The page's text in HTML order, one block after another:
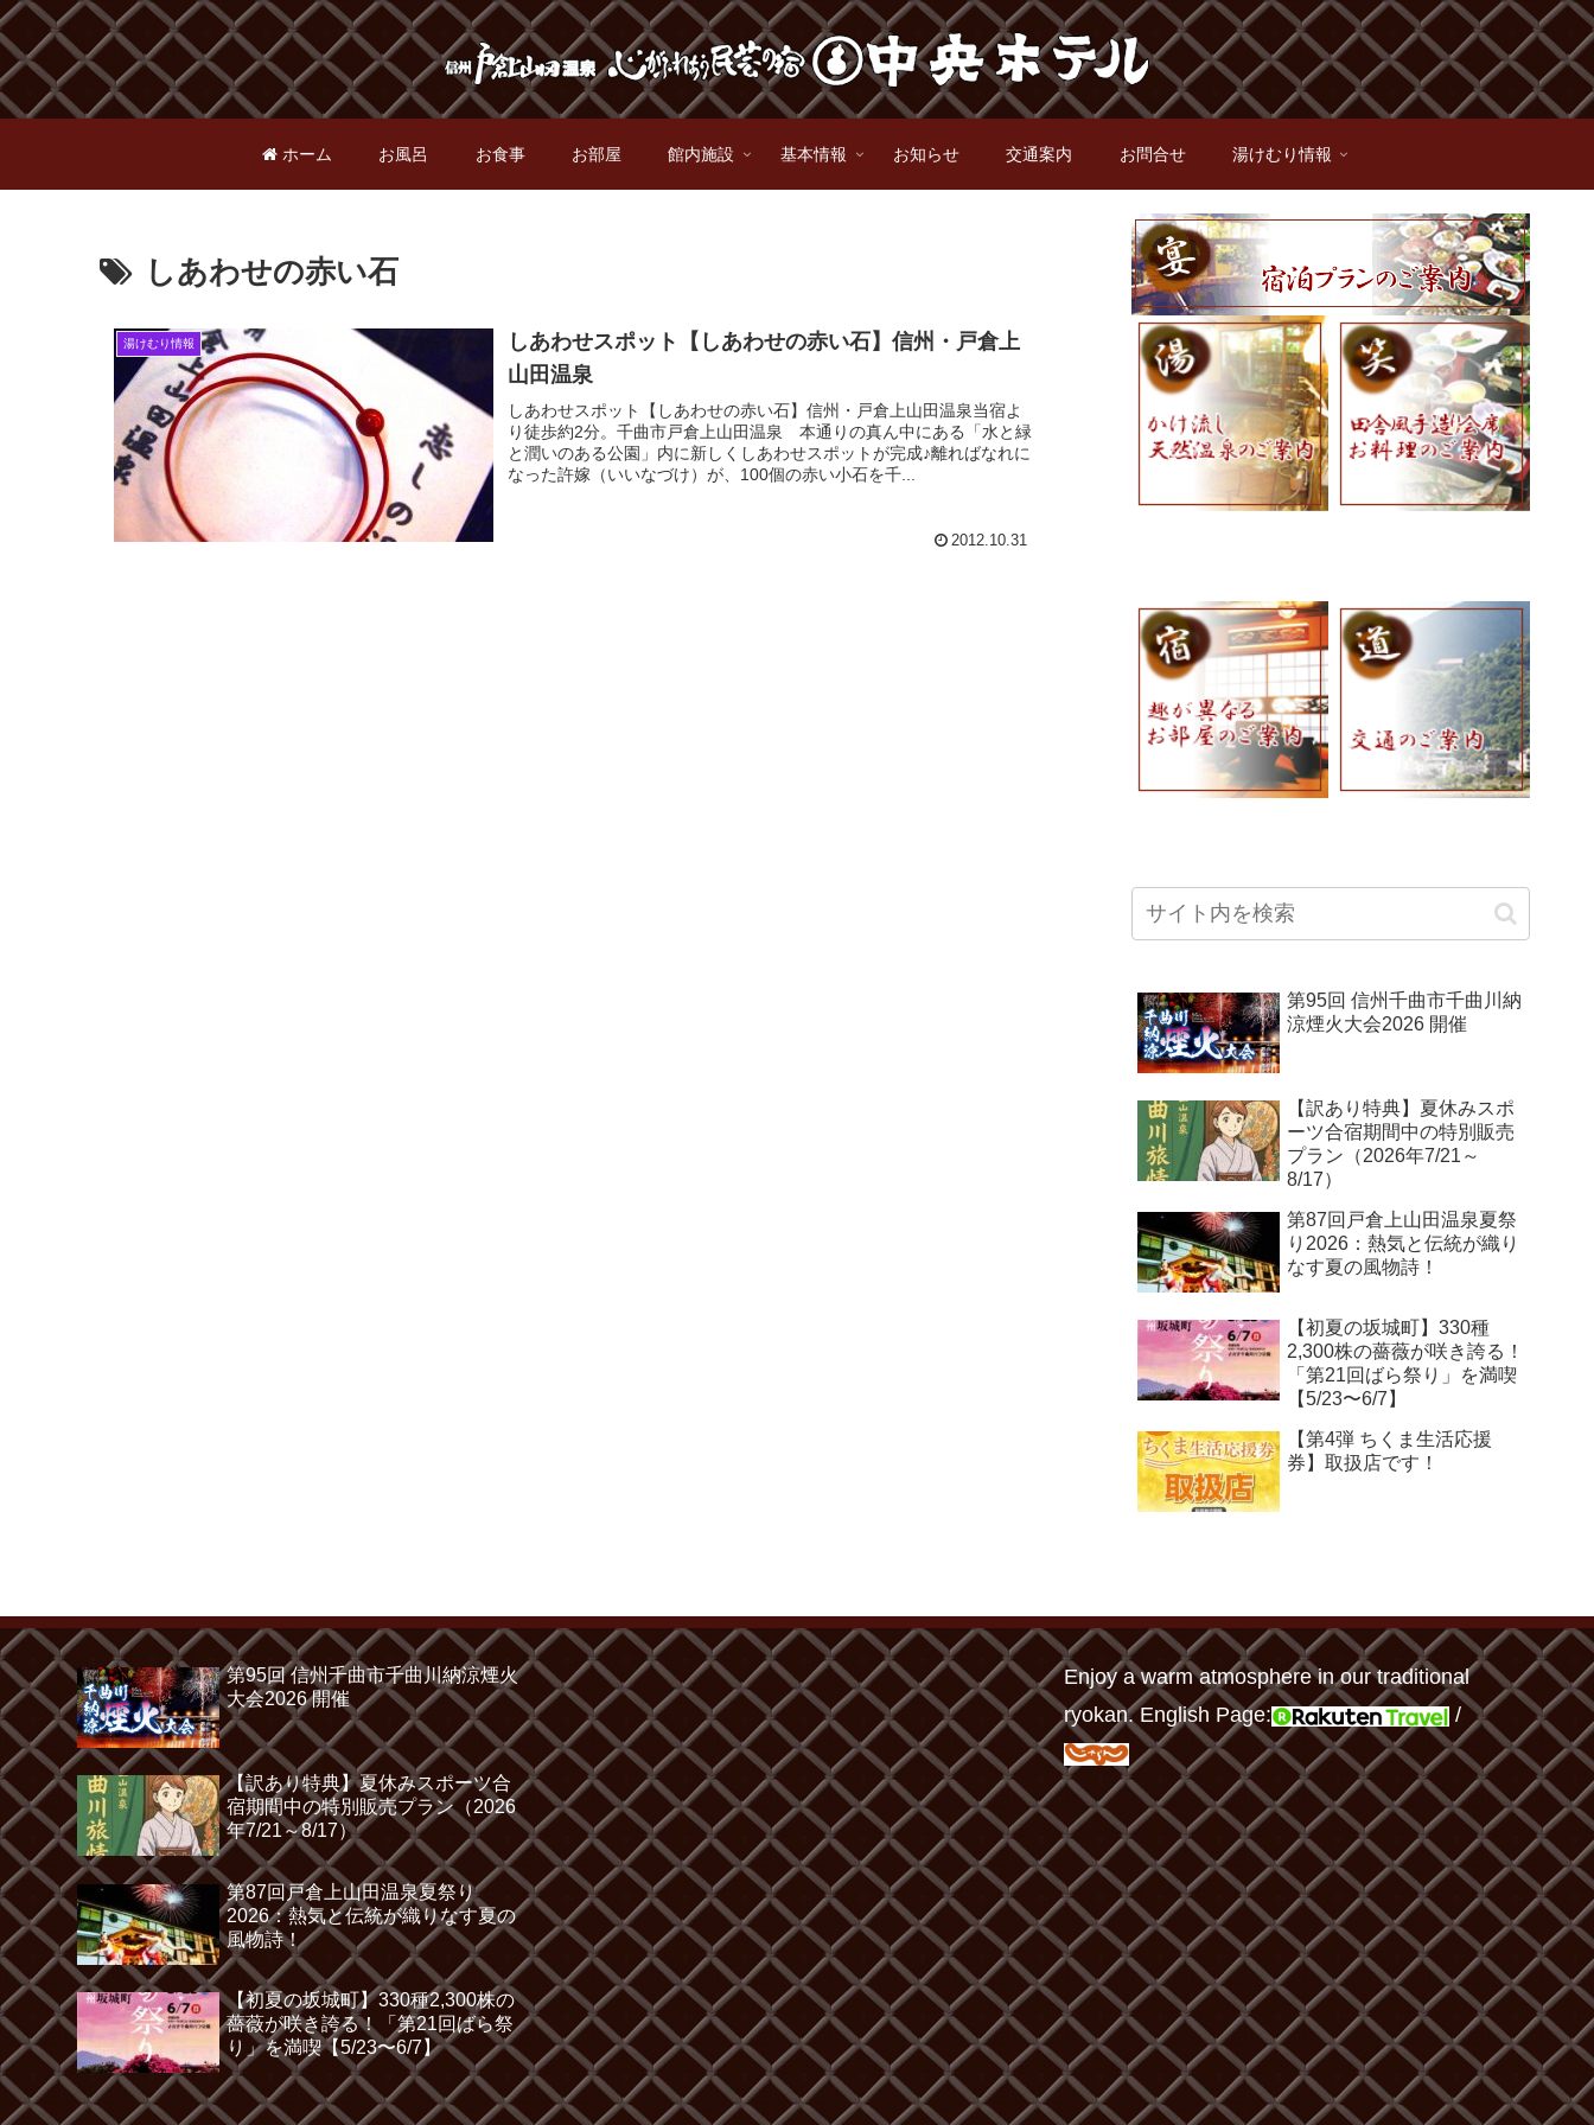
ホーム お風呂 お食事 お部屋 館内施設 基本情報 お知らせ 交通案内 お問合せ 湯けむり情報
しあわせの赤い石
湯けむり情報
しあわせスポット【しあわせの赤い石】信州・戸倉上
山田温泉
しあわせスポット【しあわせの赤い石】信州・戸倉上山田温泉当宿よ
り徒歩約2分。千曲市戸倉上山田温泉 本通りの真ん中にある「水と緑
と潤いのある公園」内に新しくしあわせスポットが完成♪離ればなれに
なった許嫁（いいなづけ）が、100個の赤い小石を千...
2012.10.31
第95回 信州千曲市千曲川納
涼煙火大会2026 開催
【訳あり特典】夏休みスポ
ーツ合宿期間中の特別販売
プラン（2026年7/21～
8/17）
第87回戸倉上山田温泉夏祭
り2026：熱気と伝統が織り
なす夏の風物詩！
【初夏の坂城町】330種
2,300株の薔薇が咲き誇る！
「第21回ばら祭り」を満喫
【5/23〜6/7】
【第4弾 ちくま生活応援
券】取扱店です！
第95回 信州千曲市千曲川納涼煙火
大会2026 開催
【訳あり特典】夏休みスポーツ合
宿期間中の特別販売プラン（2026
年7/21～8/17）
第87回戸倉上山田温泉夏祭り
2026：熱気と伝統が織りなす夏の
風物詩！
【初夏の坂城町】330種2,300株の
薔薇が咲き誇る！「第21回ばら祭
り」を満喫【5/23〜6/7】
Enjoy a warm atmosphere in our traditional
ryokan. English Page:
/